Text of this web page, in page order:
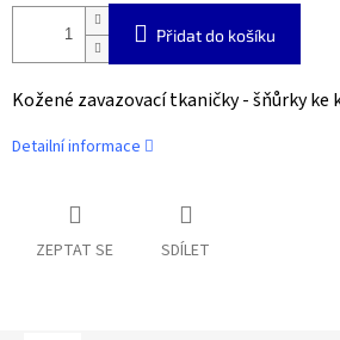
Přidat do košíku
Kožené zavazovací tkaničky - šňůrky ke
Detailní informace
ZEPTAT SE SDÍLET